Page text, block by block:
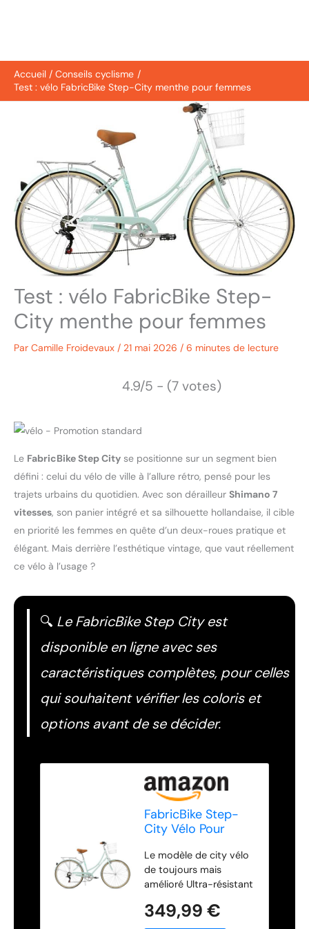
Accueil
Conseils cyclisme
Test : vélo FabricBike Step-City menthe pour femmes
Test : vélo FabricBike Step-
City menthe pour femmes
Par Camille Froidevaux / 21 mai 2026 / 6 minutes de lecture
4.9/5 - (7 votes)
Le FabricBike Step City se positionne sur un segment bien
défini : celui du vélo de ville à l’allure rétro, pensé pour les
trajets urbains du quotidien. Avec son dérailleur Shimano 7
vitesses, son panier intégré et sa silhouette hollandaise, il cible
en priorité les femmes en quête d’un deux-roues pratique et
élégant. Mais derrière l’esthétique vintage, que vaut réellement
ce vélo à l’usage ?
🔍 Le FabricBike Step City est
disponible en ligne avec ses
caractéristiques complètes, pour celles
qui souhaitent vérifier les coloris et
options avant de se décider.
FabricBike Step-
City Vélo Pour
Vert, Unique
Le modèle de city vélo
de toujours mais
amélioré Ultra-résistant
Moyeu externe Shimano
349,99 €